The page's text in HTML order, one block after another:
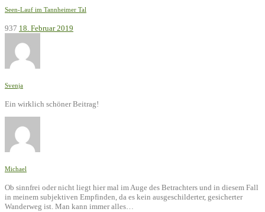
Seen-Lauf im Tannheimer Tal
937 18. Februar 2019
Svenja
Ein wirklich schöner Beitrag!
Michael
Ob sinnfrei oder nicht liegt hier mal im Auge des Betrachters und in diesem Fall
in meinem subjektiven Empfinden, da es kein ausgeschilderter, gesicherter
Wanderweg ist. Man kann immer alles…